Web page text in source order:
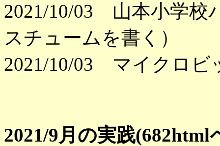
2021/10/03 山本小学校
スチュームを書く）
2021/10/03 マイクロ
2021/9月の実践(682html